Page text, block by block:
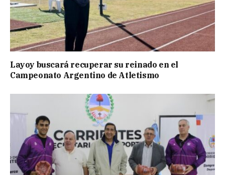
Layoy buscará recuperar su reinado en el
Campeonato Argentino de Atletismo